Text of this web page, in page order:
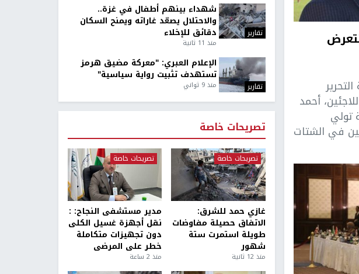
أحمد
تولي
في الشتات
تقارير
شهداء بينهم أطفال في غزة..
والاحتلال يصعّد غاراته ويمنح السكان
دقائق للإخلاء
منذ 11 ثانية
تقارير
الإعلام العبري: "معركة مضيق هرمز
تستهدف تثبيت رواية سياسية"
منذ 9 ثواني
تصريحات خاصة
تصريحات خاصة
غازي حمد للشرق:
الاتفاق حصيلة مفاوضات
طويلة استمرت ستة
شهور
منذ 12 ثانية
تصريحات خاصة
مدير مستشفى النجاح: :
نقل أجهزة غسيل الكلى
دون تجهيزات متكاملة
خطر على المرضى
منذ 2 ساعة